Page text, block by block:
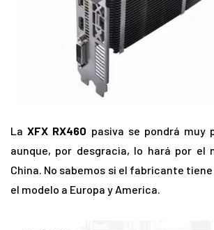
LaXFX RX460 pasiva se pondrá muy
aunque, por desgracia, lo hará por el
China. No sabemos si el fabricante
el modelo a Europa y America.